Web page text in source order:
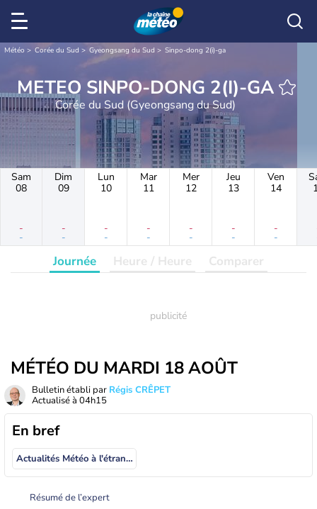
Météo Corée du Sud Gyeongsang du Sud Sinpo-dong 2(i)-ga
METEO SINPO-DONG 2(I)-GA
Corée du Sud (Gyeongsang du Sud)
Sam
08
-
-
Dim
09
-
-
Lun
10
-
-
Mar
11
-
-
Mer
12
-
-
Jeu
13
-
-
Ven
14
-
-
Journée Heure / Heure Comparer
MÉTÉO DU MARDI 18 AOÛT
Bulletin établi par Régis CRÊPET
Actualisé à 04h15
En bref
Actualités Météo à l'étranger
Résumé de l’expert